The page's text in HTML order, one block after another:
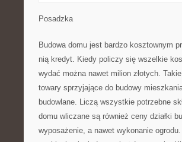
Posadzka
Budowa domu jest bardzo kosztownym
nią kredyt. Kiedy policzy się wszelkie
wydać można nawet milion złotych.
towary sprzyjające do budowy
budowlane. Liczą wszystkie potrzebne
domu wliczane są również ceny działki
wyposażenie, a nawet wykonanie